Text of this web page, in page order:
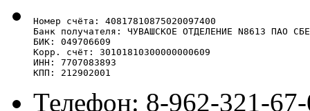
Номер счёта: 40817810875020097400
Банк получателя: ЧУВАШСКОЕ ОТДЕЛЕНИЕ N8613 ПАО
БИК: 049706609
Корр. счёт: 30101810300000000609
ИНН: 7707083893
КПП: 212902001
Телефон: 8-962-321-